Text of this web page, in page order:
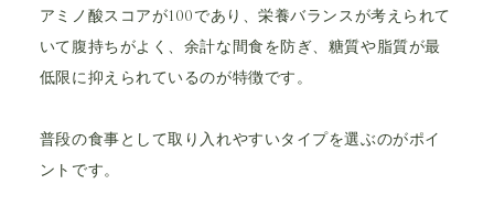
アミノ酸スコアが100であり、栄養バランスが考えられて
いて腹持ちがよく、余計な間食を防ぎ、糖質や脂質が最
低限に抑えられているのが特徴です。
普段の食事として取り入れやすいタイプを選ぶのがポイ
ントです。